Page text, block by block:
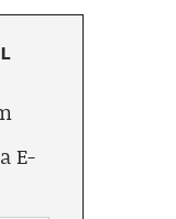
E-